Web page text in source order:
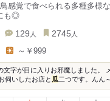
鳥感覚で食べられる多種多様
も◎
129 人 2745 人
～￥999
文字が目に入りお邪魔しました。
伺いしたお店と 瓜二つです。んん